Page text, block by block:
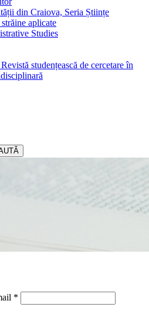
din Craiova, Seria Științe
aplicate
Studies
studențească de cercetare în
*